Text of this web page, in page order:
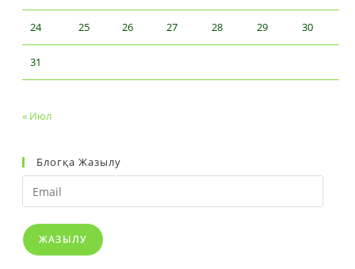
24 25 26 27 28 29 30
31
« Июл
Блогқа Жазылу
Email
ЖАЗЫЛУ